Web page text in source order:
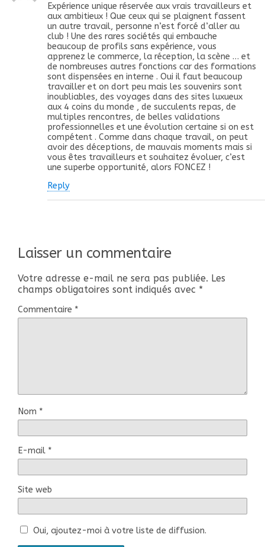
Expérience unique réservée aux vrais travailleurs et
aux ambitieux ! Que ceux qui se plaignent fassent
un autre travail, personne n’est forcé d’aller au
club ! Une des rares sociétés qui embauche
beaucoup de profils sans expérience, vous
apprenez le commerce, la réception, la scène … et
de nombreuses autres fonctions car des formations
sont dispensées en interne . Oui il faut beaucoup
travailler et on dort peu mais les souvenirs sont
inoubliables, des voyages dans des sites luxueux
aux 4 coins du monde , de succulents repas, de
multiples rencontres, de belles validations
professionnelles et une évolution certaine si on est
compétent . Comme dans chaque travail, on peut
avoir des déceptions, de mauvais moments mais si
vous êtes travailleurs et souhaitez évoluer, c’est
une superbe opportunité, alors FONCEZ !
Reply
Laisser un commentaire
Votre adresse e-mail ne sera pas publiée. Les
champs obligatoires sont indiqués avec *
Commentaire *
Nom *
E-mail *
Site web
Oui, ajoutez-moi à votre liste de diffusion.